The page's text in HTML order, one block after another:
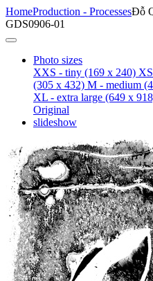
HomeProduction - ProcessesĐỗ
GDS0906-01
Photo sizes
XXS - tiny (169 x 240)
(305 x 432) M - medium
XL - extra large (649 x
Original
slideshow